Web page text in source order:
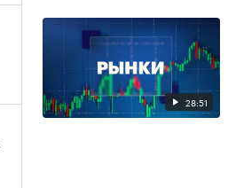
28:51